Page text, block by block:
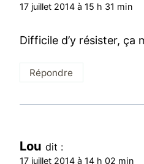
17 juillet 2014 à 15 h 31 min
Difficile d’y résister, ça
Répondre
Lou dit :
17 juillet 2014 à 14 h 02 min